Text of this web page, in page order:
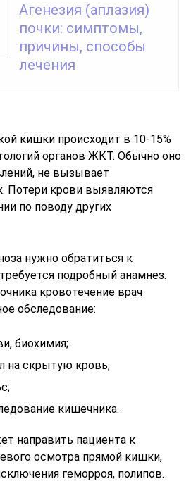
Агенезия (аплазия)
почки: симптомы,
причины, способы
лечения
кишки происходит в 10-15%
органов ЖКТ. Обычно оно
не вызывает
Потери крови выявляются
по поводу других
нужно обратиться к
подробный анамнез.
кровотечение врач
обследование:
биохимия;
на скрытую кровь;
кишечника.
направить пациента к
осмотра прямой кишки,
геморроя, полипов.